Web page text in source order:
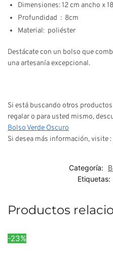
Dimensiones: 12 cm ancho x
Profundidad : 8cm
Material: poliéster
Destácate con un bolso que
una artesanía excepcional.
Si está buscando otros
regalar o para usted mismo,
Bolso Verde Oscuro
Si desea más información, visite :
Categoría:
Etiquetas:
Productos
-23%